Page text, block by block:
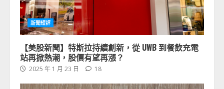
新聞短評
【美股新聞】特斯拉持續創新，從 UWB 到餐飲充電
站再掀熱潮，股價有望再漲？
2025 年 1 月 23 日 18